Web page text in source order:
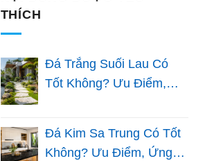
THÍCH
Đá Trắng Suối Lau Có
Tốt Không? Ưu Điểm,
Vườn
Đá Kim Sa Trung Có Tốt
Không? Ưu Điểm, Ứng